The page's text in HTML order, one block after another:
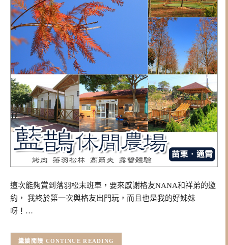
這次能夠賞到落羽松末班車，要來感謝格友NANA和祥弟的邀
約， 我終於第一次與格友出門玩，而且也是我的好姊妹
呀！…
CONTINUE READING